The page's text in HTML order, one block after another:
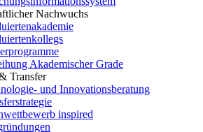
Nachwuchs
Akademischer Grade
Transfer
und Innovationsberatung
inspired